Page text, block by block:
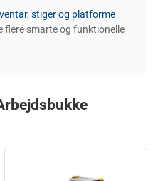
, stiger og platforme
flere smarte og funktionelle